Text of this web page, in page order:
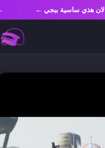
لان هذي ساسية ببجي ←